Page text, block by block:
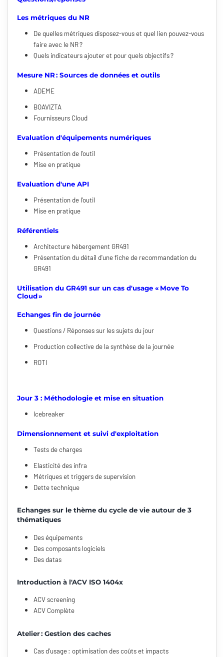
Les métriques du NR
De quelles métriques disposez-vous et quel lien pouvez-vous
faire avec le NR ?
Quels indicateurs ajouter et pour quels objectifs ?
Mesure NR : Sources de données et outils
ADEME
BOAVIZTA
Fournisseurs Cloud
Evaluation d'équipements numériques
Présentation de l'outil
Mise en pratique
Evaluation d'une API
Présentation de l'outil
Mise en pratique
Référentiels
Architecture hébergement GR491
Présentation du détail d'une fiche de recommandation du
GR491
Utilisation du GR491 sur un cas d'usage « Move To
Cloud »
Echanges fin de journée
Questions / Réponses sur les sujets du jour
Production collective de la synthèse de la journée
ROTI
Jour 3 : Méthodologie et mise en situation
Icebreaker
Dimensionnement et suivi d'exploitation
Tests de charges
Elasticité des infra
Métriques et triggers de supervision
Dette technique
Echanges sur le thème du cycle de vie autour de 3
thématiques
Des équipements
Des composants logiciels
Des datas
Introduction à l'ACV ISO 1404x
ACV screening
ACV Complète
Atelier : Gestion des caches
Cas d'usage : optimisation des coûts et impacts